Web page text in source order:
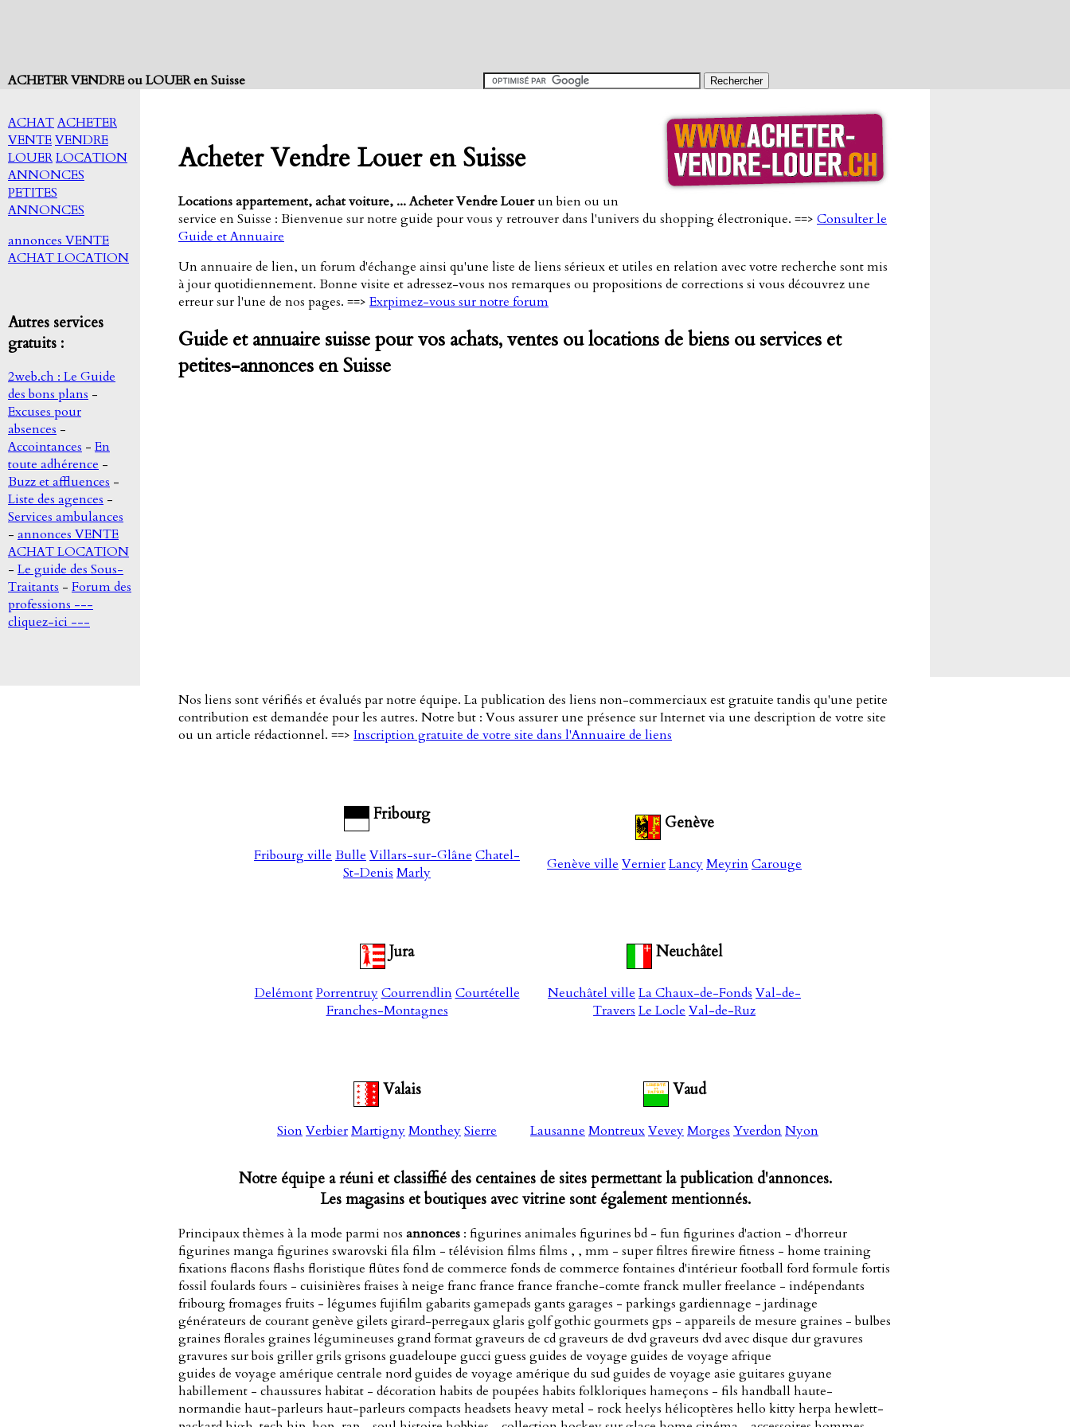
ACHETER VENDRE ou LOUER en Suisse
ACHATACHETER
VENTEVENDRE
LOUERLOCATION
ANNONCES
PETITES
ANNONCES
annonces VENTE
ACHAT LOCATION
Autres services
gratuits :
2web.ch : Le Guide
des bons plans -
Excuses pour
absences -
Accointances -En
toute adhérence -
Buzz et affluences -
Liste des agences -
Services ambulances
- annonces VENTE
ACHAT LOCATION
- Le guide des Sous-
Traitants - Forum des
professions ---
cliquez-ici ---
Acheter Vendre Louer en Suisse
Locations appartement, achat voiture, ... AcheterVendreLouerun bien ou un
service en Suisse : Bienvenue sur notre guide pour vous y retrouver dans l'univers du shopping électronique. ==> Consulter le
Guide et Annuaire
Un annuaire de lien, un forum d'échange ainsi qu'une liste de liens sérieux et utiles en relation avec votre recherche sont mis
à jour quotidiennement. Bonne visite et adressez-vous nos remarques ou propositions de corrections si vous découvrez une
erreur sur l'une de nos pages. ==>Exrpimez-vous sur notre forum
Guide et annuaire suisse pour vos achats, ventes ou locations de biens ou services et
petites-annonces en Suisse
Nos liens sont vérifiés et évalués par notre équipe. La publication des liens non-commerciaux est gratuite tandis qu'une petite
contribution est demandée pour les autres. Notre but : Vous assurer une présence sur Internet via une description de votre site
ou un article rédactionnel. ==> Inscription gratuite de votre site dans l'Annuaire de liens
Fribourg
Fribourg ville Bulle Villars-sur-Glâne Chatel-
St-Denis Marly
Genève
Genève ville VernierLancyMeyrinCarouge
Jura
Delémont Porrentruy Courrendlin Courtételle
Franches-Montagnes
Neuchâtel
Neuchâtel ville La Chaux-de-Fonds Val-de-
Travers Le Locle Val-de-Ruz
Valais
SionVerbierMartignyMontheySierre
Vaud
Lausanne MontreuxVeveyMorges YverdonNyon
Notre équipe a réuni et classiffié des centaines de sites permettant la publication d'annonces.
Les magasins et boutiques avec vitrine sont également mentionnés.
Principaux thèmes à la mode parmi nos annonces : figurines animales figurines bd - fun figurines d'action - d'horreur
figurines manga figurines swarovski fila film - télévision films films , , mm - super filtres firewire fitness - home training
fixations flacons flashs floristique flûtes fond de commerce fonds de commerce fontaines d'intérieur football ford formule fortis
fossil foulards fours - cuisinières fraises à neige franc france france franche-comte franck muller freelance - indépendants
fribourg fromages fruits - légumes fujifilm gabarits gamepads gants garages - parkings gardiennage - jardinage
générateurs de courant genève gilets girard-perregaux glaris golf gothic gourmets gps - appareils de mesure graines - bulbes
graines florales graines légumineuses grand format graveurs de cd graveurs de dvd graveurs dvd avec disque dur gravures
gravures sur bois griller grils grisons guadeloupe gucci guess guides de voyage guides de voyage afrique
guides de voyage amérique centrale nord guides de voyage amérique du sud guides de voyage asie guitares guyane
habillement - chaussures habitat - décoration habits de poupées habits folkloriques hameçons - fils handball haute-
normandie haut-parleurs haut-parleurs compacts headsets heavy metal - rock heelys hélicoptères hello kitty herpa hewlett-